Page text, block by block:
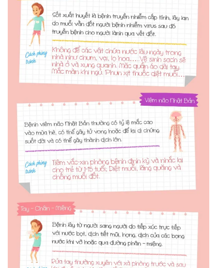
Photo Infographic
Video Shorts video
VTV Money VTV Thể thao
VTV Sức khoẻ Bất động sản
Thị trường 24h Tấm lòng Việt
Vươn mình bằng AI
VTV9
Liên hệ tòa soạn English
THỜI BÁO VTV